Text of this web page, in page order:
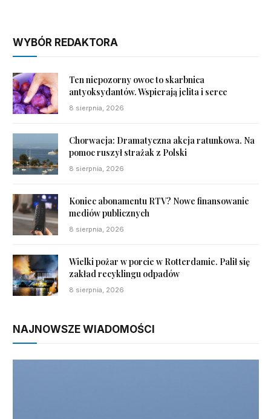
WYBÓR REDAKTORA
Ten niepozorny owoc to skarbnica
antyoksydantów. Wspierają jelita i serce
8 sierpnia, 2026
Chorwacja: Dramatyczna akcja ratunkowa. Na
pomoc ruszył strażak z Polski
8 sierpnia, 2026
Koniec abonamentu RTV? Nowe finansowanie
mediów publicznych
8 sierpnia, 2026
Wielki pożar w porcie w Rotterdamie. Palił się
zakład recyklingu odpadów
8 sierpnia, 2026
NAJNOWSZE WIADOMOŚCI